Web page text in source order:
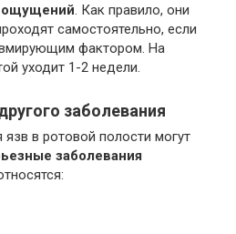
. Как правило, они
самостоятельно, если
фактором. На
уходит 1-2 недели.
заболевания
в ротовой полости могут
заболевания